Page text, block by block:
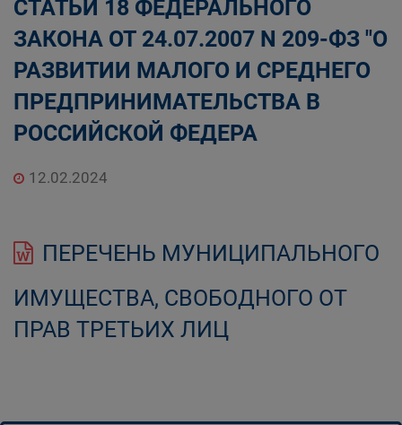
СТАТЬИ 18 ФЕДЕРАЛЬНОГО
ЗАКОНА ОТ 24.07.2007 N 209-ФЗ "О
РАЗВИТИИ МАЛОГО И СРЕДНЕГО
ПРЕДПРИНИМАТЕЛЬСТВА В
РОССИЙСКОЙ ФЕДЕРА
12.02.2024
ПЕРЕЧЕНЬ МУНИЦИПАЛЬНОГО
ИМУЩЕСТВА, СВОБОДНОГО ОТ
ПРАВ ТРЕТЬИХ ЛИЦ